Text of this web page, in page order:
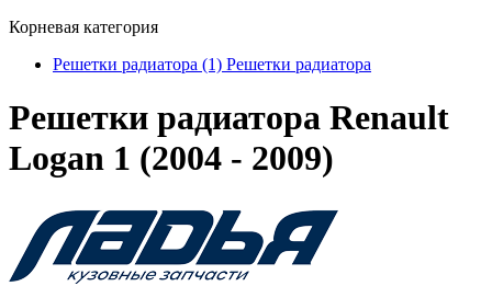
Корневая категория
Решетки радиатора (1) Решетки радиатора
Решетки радиатора Renault
Logan 1 (2004 - 2009)